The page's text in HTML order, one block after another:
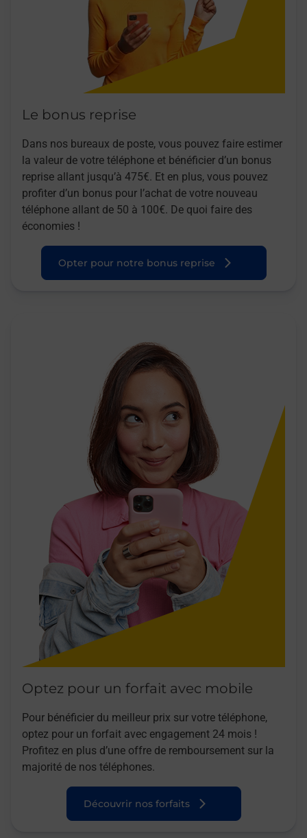
Le bonus reprise
Dans nos bureaux de poste, vous pouvez faire estimer
la valeur de votre téléphone et bénéficier d’un bonus
reprise allant jusqu’à 475€. Et en plus, vous pouvez
profiter d’un bonus pour l’achat de votre nouveau
téléphone allant de 50 à 100€. De quoi faire des
économies !
Opter pour notre bonus reprise
Optez pour un forfait avec mobile
Pour bénéficier du meilleur prix sur votre téléphone,
optez pour un forfait avec engagement 24 mois !
Profitez en plus d’une offre de remboursement sur la
majorité de nos téléphones.
Découvrir nos forfaits